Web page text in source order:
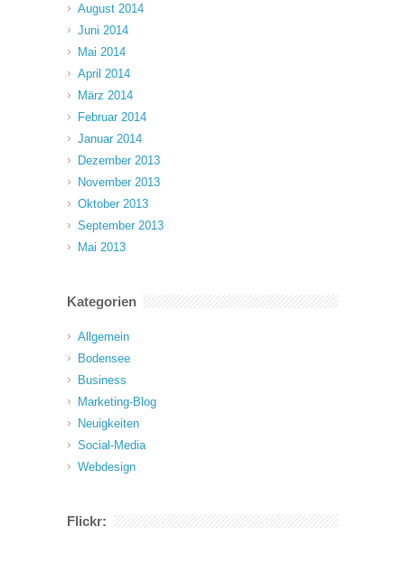
August 2014
Juni 2014
Mai 2014
April 2014
März 2014
Februar 2014
Januar 2014
Dezember 2013
November 2013
Oktober 2013
September 2013
Mai 2013
Kategorien
Allgemein
Bodensee
Business
Marketing-Blog
Neuigkeiten
Social-Media
Webdesign
Flickr: